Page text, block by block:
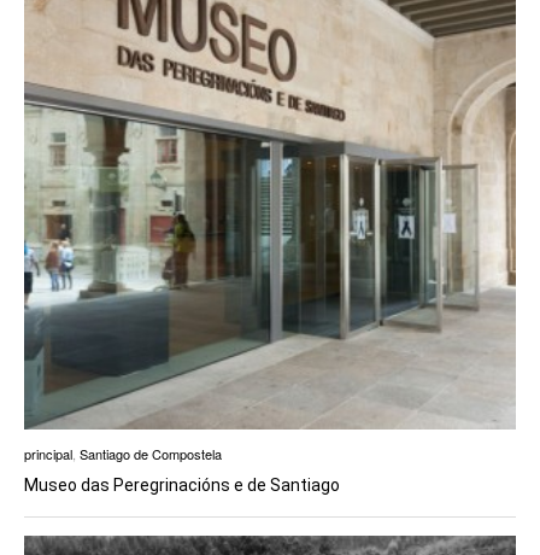
principal Santiago de Compostela
Museo das Peregrinacións e de Santiago